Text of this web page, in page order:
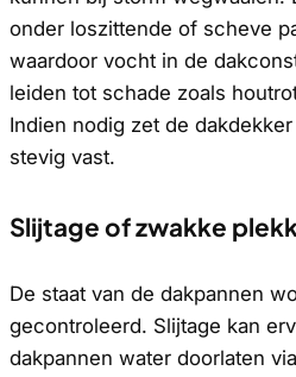
onder loszittende of scheve
waardoor vocht in de
leiden tot schade zoals
Indien nodig zet de
stevig vast.
Slijtage of zwakke
De staat van de dakpannen
gecontroleerd. Slijtage kan
dakpannen water doorlaten